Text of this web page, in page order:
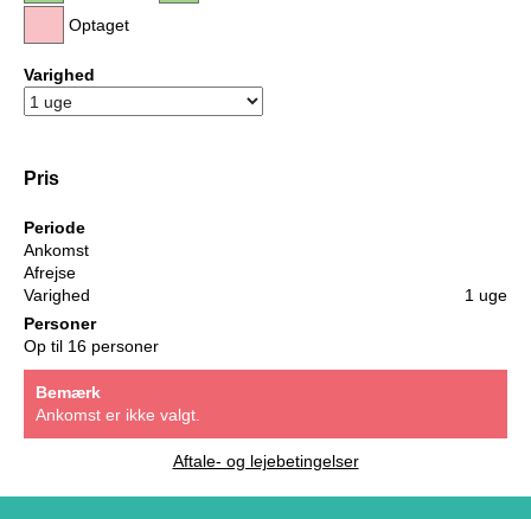
Optaget
Varighed
Pris
Periode
Ankomst
Afrejse
Varighed
1 uge
Personer
Op til 16 personer
Bemærk
Ankomst er ikke valgt.
Aftale- og lejebetingelser